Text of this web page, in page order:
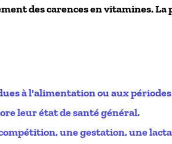
des carences en vitamines.
à l'alimentation ou aux
leur état de santé général.
une gestation, une